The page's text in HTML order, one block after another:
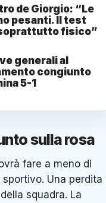
de Giorgio: “Le
pesanti. Il test
fisico”
generali al
congiunto
5-1
sulla rosa
fare a meno di
Una perdita
squadra. La